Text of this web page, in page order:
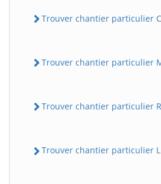
Trouver chantier particulier
Trouver chantier particulier
Trouver chantier particulier
Trouver chantier particulier